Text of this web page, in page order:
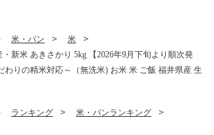
米・パン
米
・新米 あきさかり 5kg 【2026年9月下旬より順次発
わりの精米対応～（無洗米) お米 米 ご飯 福井県産 生
ランキング
米・パンランキング